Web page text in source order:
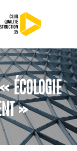
ÉCOLOGIE
»